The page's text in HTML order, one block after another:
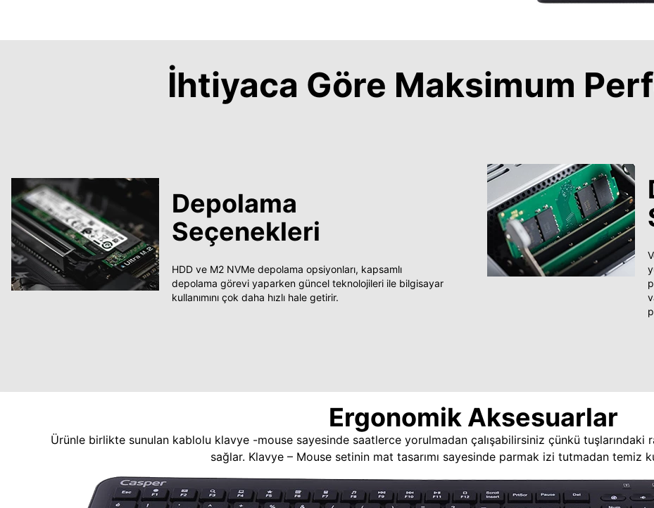
İhtiyaca Göre Maksimum
Depolama
Seçenekleri
HDD ve M2 NVMe depolama opsiyonları, kapsamlı
depolama görevi yaparken güncel teknolojileri ile bilgisayar
kullanımını çok daha hızlı hale getirir.
Ergonomik Aksesuarlar
Ürünle birlikte sunulan kablolu klavye -mouse sayesinde saatlerce yorulmadan çalışabilirsiniz çünkü tuşlarındaki
sağlar. Klavye – Mouse setinin mat tasarımı sayesinde parmak izi tutmadan temiz